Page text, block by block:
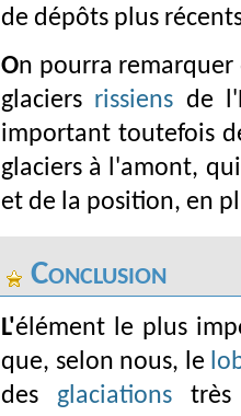
de dépôts plus
On pourra
glaciers rissiens de l'
important toutefois
glaciers à l'amont,
et de la position, en
Conclusion
L'élément le plus important qui nous semble résulter de cette étude est le fait
que, selon nous, le
desglaciations très